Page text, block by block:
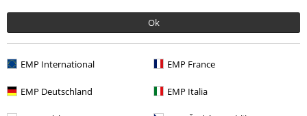
Ok
EMP International EMP France
EMP Deutschland EMP Italia
vanaf€ 16,99
Meer categorieën. Meer opties.
Grote maten Mannen